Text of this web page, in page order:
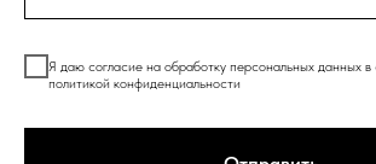
Я даю согласие на обработку персональных данных в
политикой конфиденциальности